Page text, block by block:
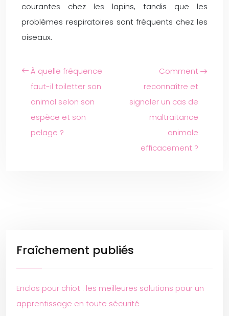
courantes chez les lapins, tandis que les
problèmes respiratoires sont fréquents chez les
oiseaux.
À quelle fréquence
faut-il toiletter son
animal selon son
espèce et son
pelage ?
Comment
reconnaître et
signaler un cas de
maltraitance
animale
efficacement ?
Fraîchement publiés
Enclos pour chiot : les meilleures solutions pour un
apprentissage en toute sécurité